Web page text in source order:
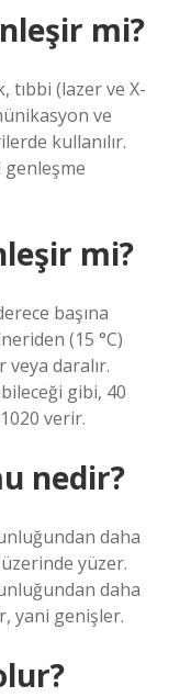
mi?
tıbbi (lazer ve X-
ve
kullanılır.
mi?
başına
(15 °C)
veya daralır.
gibi, 40
1020 verir.
nedir?
daha
yüzer.
daha
yani genişler.